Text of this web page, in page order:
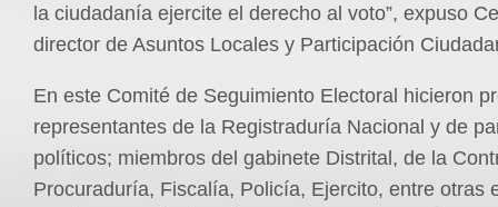
la ciudadanía ejercite el derecho al voto”, expuso
director de Asuntos Locales y Participación
En este Comité de Seguimiento Electoral hicieron
representantes de la Registraduría Nacional y de
políticos; miembros del gabinete Distrital, de la
Procuraduría, Fiscalía, Policía, Ejercito, entre otras